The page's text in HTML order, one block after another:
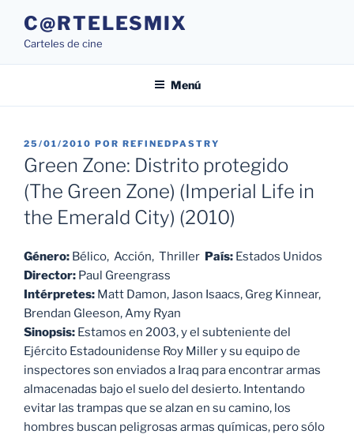
contenido
C@RTELESMIX
Carteles de cine
Menú
PUBLICADO
EL
25/01/2010 POR REFINEDPASTRY
Green Zone: Distrito protegido
(The Green Zone) (Imperial Life in
the Emerald City) (2010)
Género: Bélico, Acción, Thriller País: Estados Unidos
Director: Paul Greengrass
Intérpretes: Matt Damon, Jason Isaacs, Greg Kinnear,
Brendan Gleeson, Amy Ryan
Sinopsis: Estamos en 2003, y el subteniente del
Ejército Estadounidense Roy Miller y su equipo de
inspectores son enviados a Iraq para encontrar armas
almacenadas bajo el suelo del desierto. Intentando
evitar las trampas que se alzan en su camino, los
hombres buscan peligrosas armas químicas, pero sólo